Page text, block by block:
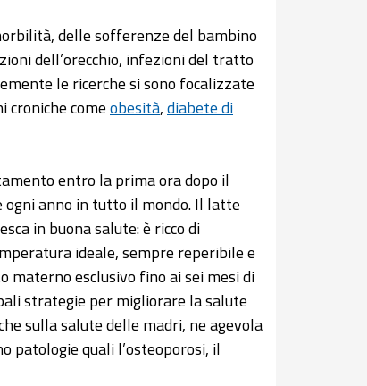
delle sofferenze del bambino
dell’orecchio, infezioni del tratto
le ricerche si sono focalizzate
comeobesità,diabete di
entro la prima ora dopo il
anno in tutto il mondo. Il latte
in buona salute: è ricco di
ideale, sempre reperibile e
esclusivo fino ai sei mesi di
strategie per migliorare la salute
sulla salute delle madri, ne agevola
patologie quali l’osteoporosi, il